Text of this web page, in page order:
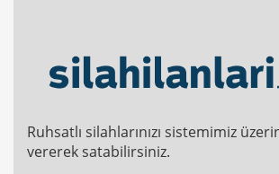
Ruhsatlı silahlarınızı sistemimiz
vererek satabilirsiniz.